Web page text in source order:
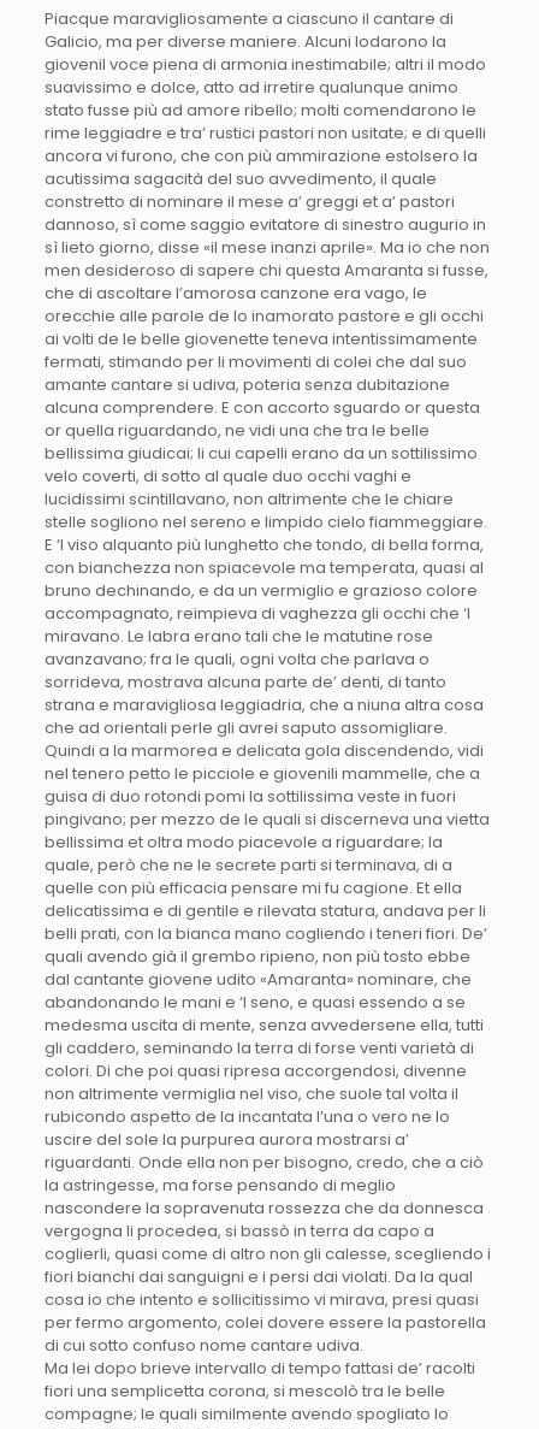
Piacque maravigliosamente a ciascuno il cantare di
Galicio, ma per diverse maniere. Alcuni lodarono la
giovenil voce piena di armonia inestimabile; altri il modo
suavissimo e dolce, atto ad irretire qualunque animo
stato fusse più ad amore ribello; molti comendarono le
rime leggiadre e tra’ rustici pastori non usitate; e di quelli
ancora vi furono, che con più ammirazione estolsero la
acutissima sagacità del suo avvedimento, il quale
constretto di nominare il mese a’ greggi et a’ pastori
dannoso, sì come saggio evitatore di sinestro augurio in
sì lieto giorno, disse «il mese inanzi aprile». Ma io che non
men desideroso di sapere chi questa Amaranta si fusse,
che di ascoltare l’amorosa canzone era vago, le
orecchie alle parole de lo inamorato pastore e gli occhi
ai volti de le belle giovenette teneva intentissimamente
fermati, stimando per li movimenti di colei che dal suo
amante cantare si udiva, poteria senza dubitazione
alcuna comprendere. E con accorto sguardo or questa
or quella riguardando, ne vidi una che tra le belle
bellissima giudicai; li cui capelli erano da un sottilissimo
velo coverti, di sotto al quale duo occhi vaghi e
lucidissimi scintillavano, non altrimente che le chiare
stelle sogliono nel sereno e limpido cielo fiammeggiare.
E ‘l viso alquanto più lunghetto che tondo, di bella forma,
con bianchezza non spiacevole ma temperata, quasi al
bruno dechinando, e da un vermiglio e grazioso colore
accompagnato, reimpieva di vaghezza gli occhi che ‘l
miravano. Le labra erano tali che le matutine rose
avanzavano; fra le quali, ogni volta che parlava o
sorrideva, mostrava alcuna parte de’ denti, di tanto
strana e maravigliosa leggiadria, che a niuna altra cosa
che ad orientali perle gli avrei saputo assomigliare.
Quindi a la marmorea e delicata gola discendendo, vidi
nel tenero petto le picciole e giovenili mammelle, che a
guisa di duo rotondi pomi la sottilissima veste in fuori
pingivano; per mezzo de le quali si discerneva una vietta
bellissima et oltra modo piacevole a riguardare; la
quale, però che ne le secrete parti si terminava, di a
quelle con più efficacia pensare mi fu cagione. Et ella
delicatissima e di gentile e rilevata statura, andava per li
belli prati, con la bianca mano cogliendo i teneri fiori. De’
quali avendo già il grembo ripieno, non più tosto ebbe
dal cantante giovene udito «Amaranta» nominare, che
abandonando le mani e ‘l seno, e quasi essendo a se
medesma uscita di mente, senza avvedersene ella, tutti
gli caddero, seminando la terra di forse venti varietà di
colori. Di che poi quasi ripresa accorgendosi, divenne
non altrimente vermiglia nel viso, che suole tal volta il
rubicondo aspetto de la incantata l’una o vero ne lo
uscire del sole la purpurea aurora mostrarsi a’
riguardanti. Onde ella non per bisogno, credo, che a ciò
la astringesse, ma forse pensando di meglio
nascondere la sopravenuta rossezza che da donnesca
vergogna li procedea, si bassò in terra da capo a
coglierli, quasi come di altro non gli calesse, scegliendo i
fiori bianchi dai sanguigni e i persi dai violati. Da la qual
cosa io che intento e sollicitissimo vi mirava, presi quasi
per fermo argomento, colei dovere essere la pastorella
di cui sotto confuso nome cantare udiva.
Ma lei dopo brieve intervallo di tempo fattasi de’ racolti
fiori una semplicetta corona, si mescolò tra le belle
compagne; le quali similmente avendo spogliato lo